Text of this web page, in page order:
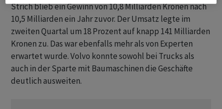
Strich blieb ein Gewinn von 10,8 Milliarden Kronen nach
10,5 Milliarden ein Jahr zuvor. Der Umsatz legte im
zweiten Quartal um 18 Prozent auf knapp 141 Milliarden
Kronen zu. Das war ebenfalls mehr als von Experten
erwartet wurde. Volvo konnte sowohl bei Trucks als
auch in der Sparte mit Baumaschinen die Geschäfte
deutlich ausweiten.